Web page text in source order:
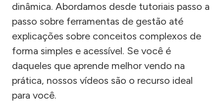
dinâmica. Abordamos desde tutoriais passo a
passo sobre ferramentas de gestão até
explicações sobre conceitos complexos de
forma simples e acessível. Se você é
daqueles que aprende melhor vendo na
prática, nossos vídeos são o recurso ideal
para você.